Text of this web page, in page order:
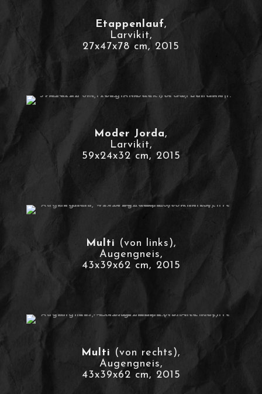
Etappenlauf,
Larvikit,
27x47x78 cm, 2015
Moder Jorda,
Larvikit,
59x24x32 cm, 2015
Multi (von links),
Augengneis,
43x39x62 cm, 2015
Multi (von rechts),
Augengneis,
43x39x62 cm, 2015